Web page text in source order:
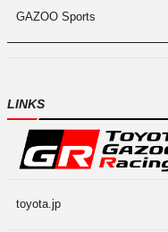
GAZOO Sports
LINKS
toyota.jp